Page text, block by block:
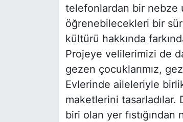
telefonlardan bir nebze
öğrenebilecekleri bir
kültürü hakkında
Projeye velilerimizi de
gezen çocuklarımız,
Evlerinde aileleriyle
maketlerini
biri olan yer